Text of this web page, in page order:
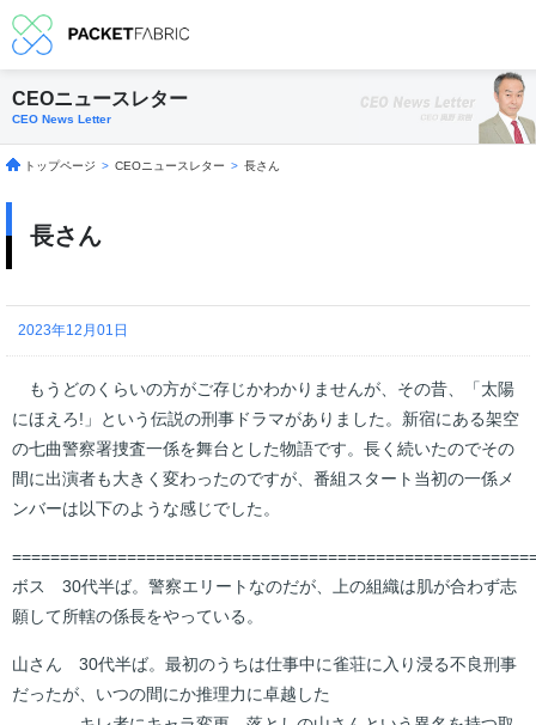
CEOニュースレター
CEO News Letter
トップページ > CEOニュースレター > 長さん
長さん
2023年12月01日
もうどのくらいの方がご存じかわかりませんが、その昔、「太陽
にほえろ!」という伝説の刑事ドラマがありました。新宿にある架空
の七曲警察署捜査一係を舞台とした物語です。長く続いたのでその
間に出演者も大きく変わったのですが、番組スタート当初の一係メ
ンバーは以下のような感じでした。
ボス 30代半ば。警察エリートなのだが、上の組織は肌が合わず志
願して所轄の係長をやっている。
山さん 30代半ば。最初のうちは仕事中に雀荘に入り浸る不良刑事
だったが、いつの間にか推理力に卓越した